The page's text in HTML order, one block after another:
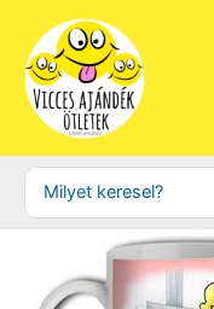
content
Search
for: